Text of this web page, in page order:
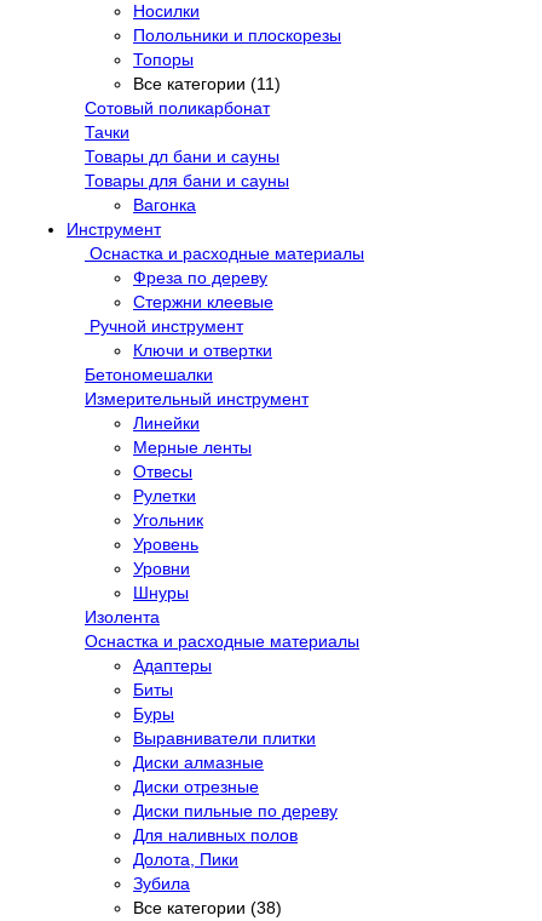
Носилки
Полольники и плоскорезы
Топоры
Все категории (11)
Сотовый поликарбонат
Тачки
Товары дл бани и сауны
Товары для бани и сауны
Вагонка
Инструмент
Оснастка и расходные материалы
Фреза по дереву
Стержни клеевые
Ручной инструмент
Ключи и отвертки
Бетономешалки
Измерительный инструмент
Линейки
Мерные ленты
Отвесы
Рулетки
Угольник
Уровень
Уровни
Шнуры
Изолента
Оснастка и расходные материалы
Адаптеры
Биты
Буры
Выравниватели плитки
Диски алмазные
Диски отрезные
Диски пильные по дереву
Для наливных полов
Долота, Пики
Зубила
Все категории (38)